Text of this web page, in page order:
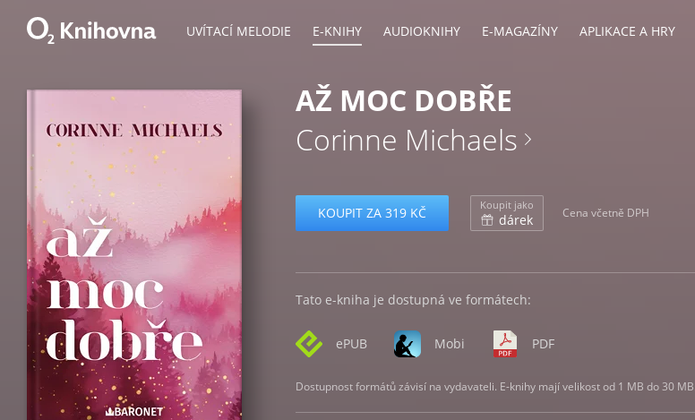
UVÍTACÍ MELODIE E-KNIHY AUDIOKNIHY E-MAGAZÍNY APLIKACE A HRY
AŽ MOC DOBŘE
Corinne Michaels
KOUPIT ZA 319 KČ Koupit jako
dárek Cena včetně DPH
Tato e-kniha je dostupná ve formátech:
ePUB Mobi PDF
Dostupnost formátů závisí na vydavateli. E-knihy mají velikost od 1 MB do 30 MB.